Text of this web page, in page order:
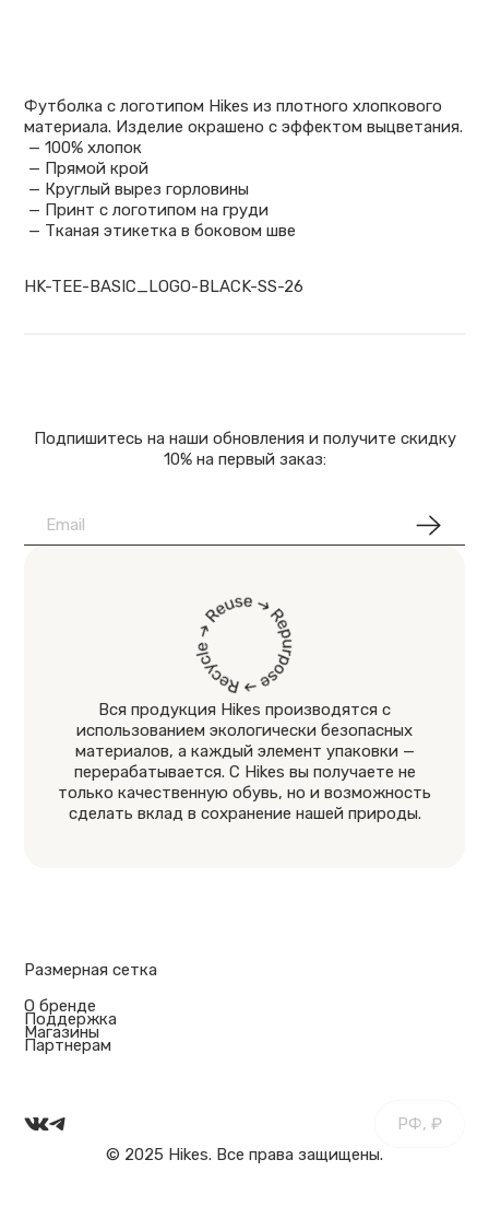
Футболка с логотипом Hikes из плотного хлопкового
материала. Изделие окрашено с эффектом выцветания.
— 100% хлопок
— Прямой крой
— Круглый вырез горловины
— Принт с логотипом на груди
— Тканая этикетка в боковом шве
HK-TEE-BASIC_LOGO-BLACK-SS-26
Размерная сетка
О бренде
Поддержка
Магазины
Партнерам
Подпишитесь на наши обновления и получите скидку
10% на первый заказ:
Вся продукция Hikes производятся с
использованием экологически безопасных
материалов, а каждый элемент упаковки —
перерабатывается. С Hikes вы получаете не
только качественную обувь, но и возможность
сделать вклад в сохранение нашей природы.
© 2025 Hikes. Все права защищены.
РФ, ₽